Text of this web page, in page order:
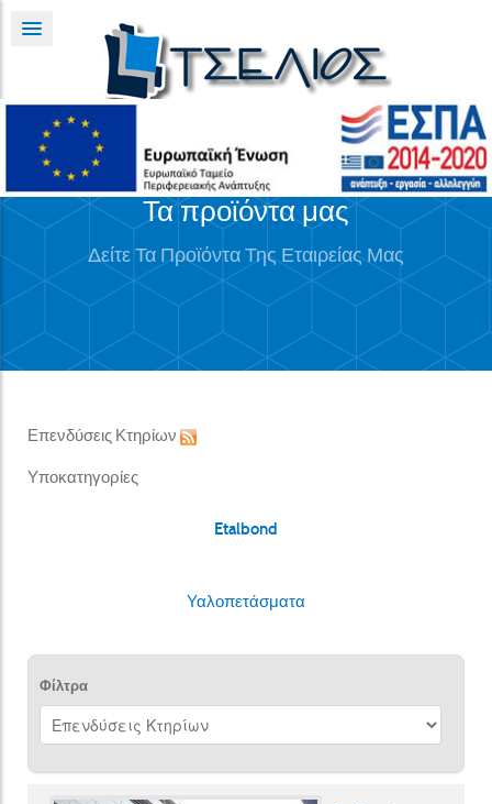
Τα προϊόντα μας
Δείτε Τα Προϊόντα Της Εταιρείας Μας
Επενδύσεις Κτηρίων
Υποκατηγορίες
Etalbond
Υαλοπετάσματα
Φίλτρα